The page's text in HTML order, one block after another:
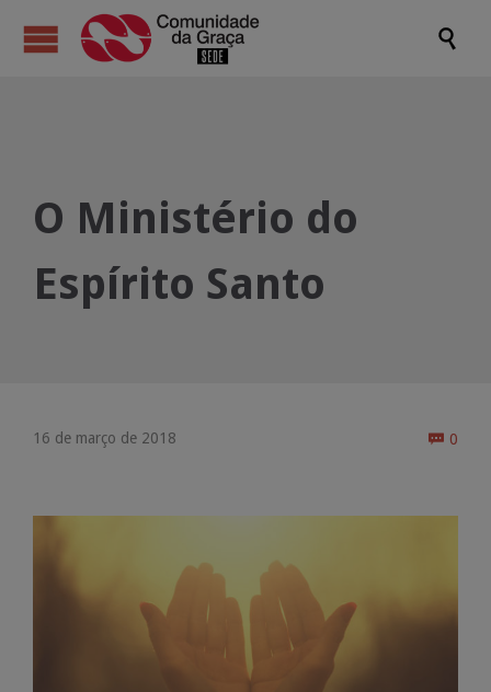

O Ministério do
Espírito Santo
16 de março de 2018  0